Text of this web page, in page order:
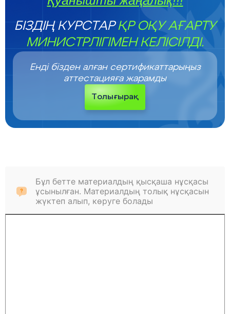
БІЗДІҢ КУРСТАРҚР ОҚУ АҒАРТУ
МИНИСТРЛІГІМЕН КЕЛІСІЛДІ.
Енді бізден алған сертификаттарыңыз
аттестацияға жарамды
Толығырақ
Бұл бетте материалдың қысқаша нұсқасы
ұсынылған. Материалдың толық нұсқасын
жүктеп алып, көруге болады